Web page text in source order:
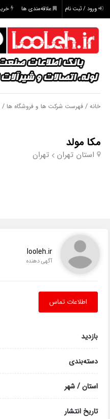
ورود / ثبت نام علاقه‌مندی ها
خانه /فهرست شرکت ها و فروشگاه ها /
مکا مولد
استان تهران تهران
looleh.ir
آگهی دهنده
اطلاعات تماس
بازدید
دسته‌بندی
استان / شهر
تاریخ انتشار